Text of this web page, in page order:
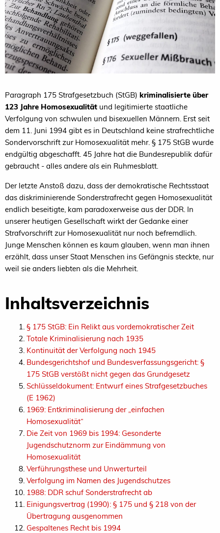
Paragraph 175 Strafgesetzbuch (StGB) kriminalisierte über
123 Jahre Homosexualität und legitimierte staatliche
Verfolgung von schwulen und bisexuellen Männern. Erst seit
dem 11. Juni 1994 gibt es in Deutschland keine strafrechtliche
Sondervorschrift zur Homosexualität mehr. § 175 StGB wurde
endgültig abgeschafft. 45 Jahre hat die Bundesrepublik dafür
gebraucht - alles andere als ein Ruhmesblatt.
Der letzte Anstoß dazu, dass der demokratische Rechtsstaat
das diskriminierende Sonderstrafrecht gegen Homosexualität
endlich beseitigte, kam paradoxerweise aus der DDR. In
unserer heutigen Gesellschaft wirkt der Gedanke einer
Strafvorschrift zur Homosexualität nur noch befremdlich.
Junge Menschen können es kaum glauben, wenn man ihnen
erzählt, dass unser Staat Menschen ins Gefängnis steckte, nur
weil sie anders liebten als die Mehrheit.
Inhaltsverzeichnis
§ 175 StGB: Ein Relikt aus vordemokratischer Zeit
Totale Kriminalisierung nach 1935
Kontinuität der Verfolgung nach 1945
Bundesgerichtshof und Bundesverfassungsgericht: §
175 StGB verstößt nicht gegen das Grundgesetz
Schlüsseldokument: Entwurf eines Strafgesetzbuches
(E 1962)
1969: Entkriminalisierung der „einfachen
Homosexualität“
Die Zeit von 1969 bis 1994: Gesonderte
Jugendschutznorm zur Eindämmung von
Homosexualität
Verführungsthese und Unwerturteil
Verfolgung im Namen des Jugendschutzes
1988: DDR schuf Sonderstrafrecht ab
Einigungsvertrag (1990): § 175 und § 218 von der
Übertragung ausgenommen
Gespaltenes Recht bis 1994